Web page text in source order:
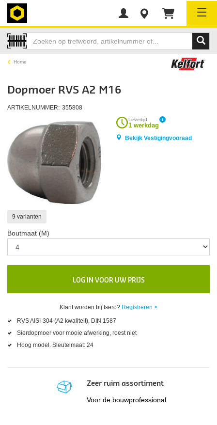
Home
Dopmoer RVS A2 M16
ARTIKELNUMMER: 355808
Levertijd
1 werkdag
Bekijk Vestigingvooraad
9 varianten
Boutmaat (M)
LOG IN VOOR UW PRIJS
Klant worden bij Isero? Registreren >
RVS AISI-304 (A2 kwaliteit), DIN 1587
Sierdopmoer voor mooie afwerking, roest niet
Hoog model. Sleutelmaat: 24
Zeer ruim assortiment
Voor de bouwprofessional